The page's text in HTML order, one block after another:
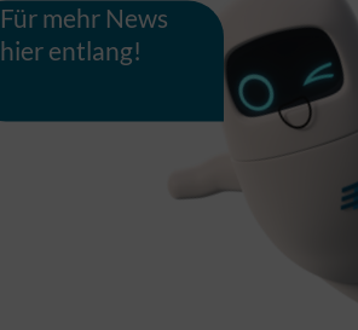
Für mehr News
hier entlang!